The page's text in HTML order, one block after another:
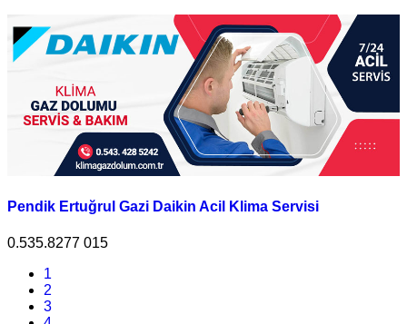
Pendik Ertuğrul Gazi Daikin Acil Klima Servisi
0.535.8277 015
1
2
3